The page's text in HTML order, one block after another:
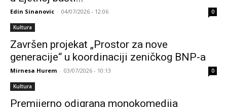
Edin Sinanovic - 04/07/2026 - 12:06 0
Kultura
Završen projekat „Prostor za nove
generacije“ u koordinaciji zeničkog BNP-a
Mirnesa Hurem - 03/07/2026 - 10:13 0
Kultura
Premijerno odigrana monokomedija